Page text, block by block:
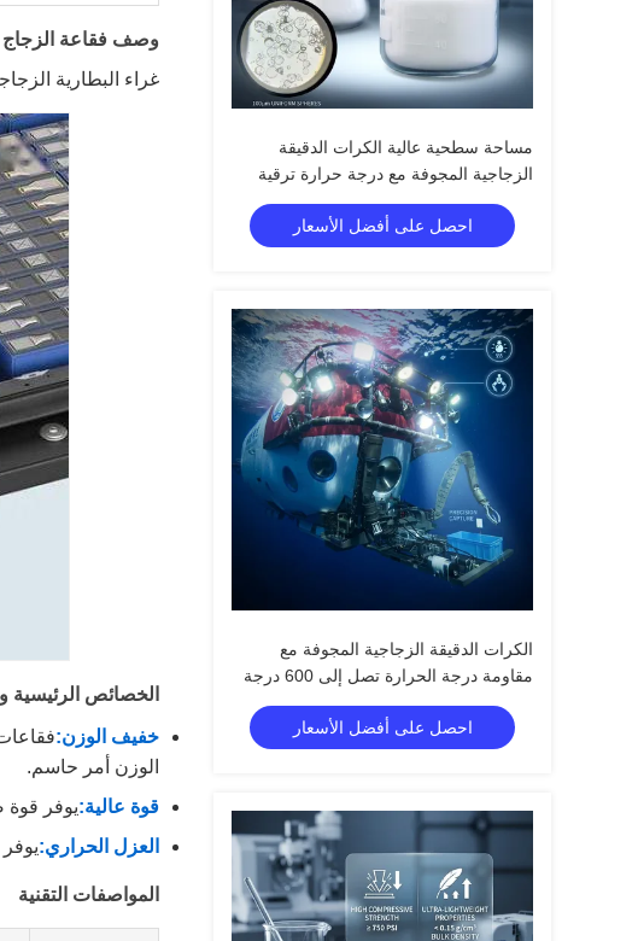
مساحة سطحية عالية الكرات الدقيقة
الزجاجية المجوفة مع درجة حرارة ترقية
احصل على أفضل الأسعار
الكرات الدقيقة الزجاجية المجوفة مع
مقاومة درجة الحرارة تصل إلى 600 درجة
مئوية، وقوة الضغط 4-125MPa، والثابت
الكهربائي 1.2-2.2احصل على أفضل الأسعار
وصف فقاعة الزجاج
غراء البطارية
الخصائص الرئيسية
خفيف الوزن:
الوزن أمر حاسم.
قوة عالية:يوفر
العزل الحراري:
المواصفات التقنية